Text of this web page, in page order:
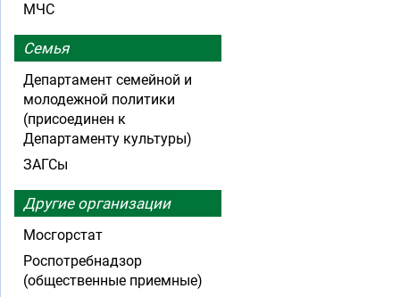
МЧС
Семья
Департамент семейной и
молодежной политики
(присоединен к
Департаменту культуры)
ЗАГСы
Другие организации
Мосгорстат
Роспотребнадзор
(общественные приемные)